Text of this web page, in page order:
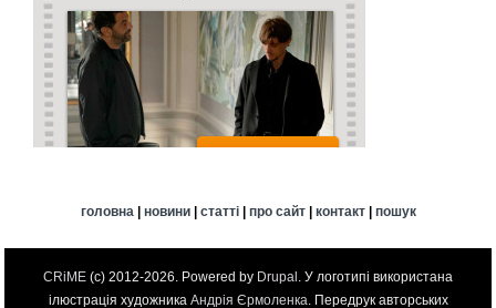
головна | новини| статті| про сайт| контакт| пошук
CRiME (c) 2012-2026. Powered by Drupal . У логотипі використана
ілюстрація художника Андрія Єрмоленка . Передрук авторських